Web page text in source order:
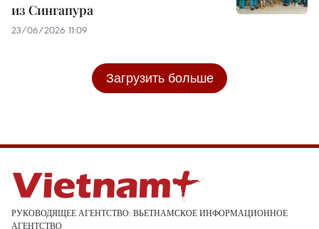
из Сингапура
23/06/2026 11:09
Загрузить больше
РУКОВОДЯЩЕЕ АГЕНТСТВО: ВЬЕТНАМСКОЕ ИНФОРМАЦИОННОЕ
АГЕНТСТВО